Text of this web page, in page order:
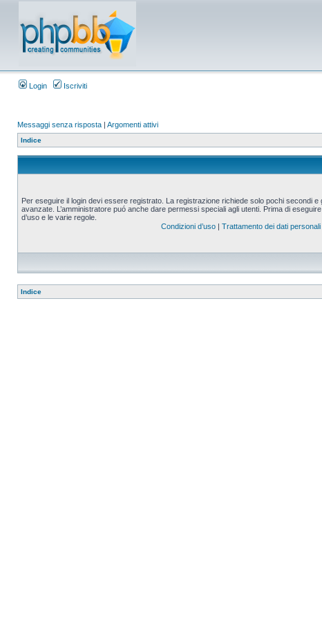
Login Iscriviti
Messaggi senza risposta | Argomenti attivi
Indice
Per eseguire il login devi essere registrato. La registrazione richiede solo pochi secondi e
avanzate. L’amministratore puó anche dare permessi speciali agli utenti. Prima di
d’uso e le varie regole.
Condizioni d’uso | Trattamento dei dati personali
Indice